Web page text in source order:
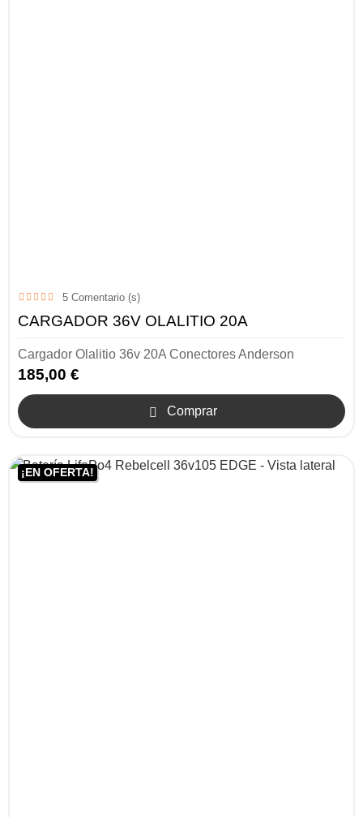
5 Comentario (s)
CARGADOR 36V OLALITIO 20A
Cargador Olalitio 36v 20A Conectores Anderson
185,00 €
 Comprar
¡EN OFERTA!